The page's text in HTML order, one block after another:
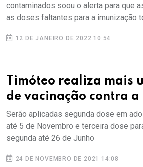
contaminados soou o alerta para que
as doses faltantes para a imunização
12 DE JANEIRO DE 2022 10:54
Timóteo realiza mais
de vacinação contra a
Serão aplicadas segunda dose em
até 5 de Novembro e terceira dose
segunda até 26 de Junho
24 DE NOVEMBRO DE 2021 14:08